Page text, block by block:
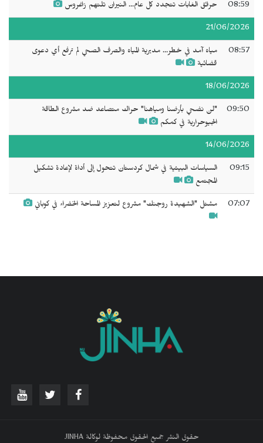
08:59 حرائق الغابات تتجدد كل عام... النيران تلتهم زاغروس
21/06/2026
08:57
مياه آمد في خطر... مديرية المياه والصرف الصحي لم ترفع أي دعوى
قضائية
18/06/2026
09:50
"لن نضحي بأرضنا ومياهنا" حراك متصاعد ضد مشروع الطاقة
الجيوحرارية في كمكم
14/06/2026
09:15
السياسات البيئية في شمال كردستان تتحول إلى أداة لإعادة تشكيل
المجتمع
07:07 مشتل "الشهيدة روجنك" مشروع لتعزيز المساحة الخضراء في كوباني
حقوق النشر جميع الحقوق محفوظة لوكالة JINHA